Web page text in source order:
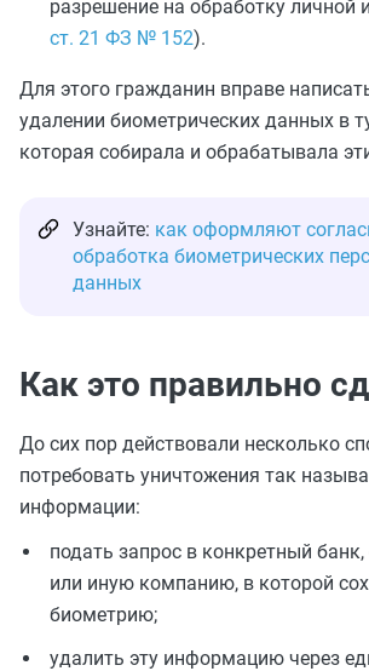
разрешение на обработку личной
ст. 21 ФЗ № 152).
Для этого гражданин вправе
удалении биометрических данных в
которая собирала и обрабатывала
Узнайте: как оформляют
обработка биометрических
данных
Как это правильно
До сих пор действовали несколько
потребовать уничтожения так
информации:
подать запрос в конкретный банк,
или иную компанию, в которой
биометрию;
удалить эту информацию через